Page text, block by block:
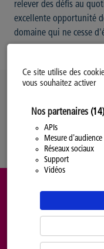
Ce site utilise des
vous souhaitez activer
Nos partenaires (14)
APIs
Mesure d'audience
Réseaux sociaux
Support
Vidéos
relever des défis au
excellente opportunité
domaine qui ne cesse
Modifiez votre
Politique